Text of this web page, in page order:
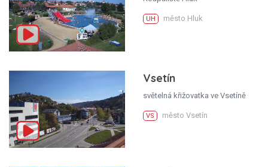
UH město Hluk
Vsetín
světelná křižovatka ve Vsetíně
VS město Vsetín